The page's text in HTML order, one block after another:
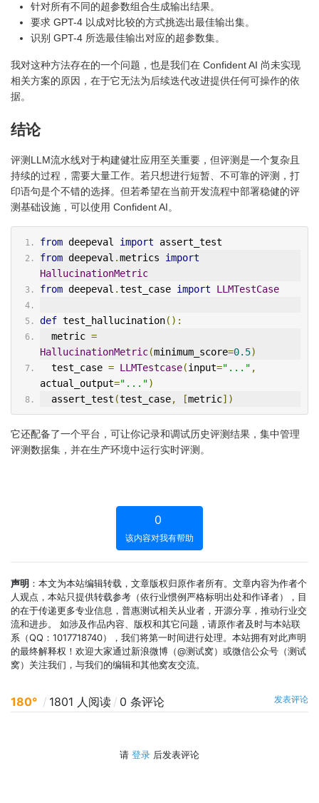
针对所有不同的超参数组合生成输出结果。
要求 GPT-4 以成对比较的方式挑选出最佳输出集。
识别 GPT-4 所选最佳输出对应的超参数集。
我对这种方法存在的一个问题，也是我们在 Confident AI 尚未实现
相关方案的原因，在于它无法为后续迭代改进提供任何可操作的依
据。
结论
评测LLM流水线对于构建健壮应用至关重要，但评测是一个复杂且
持续的过程，需要大量工作。若只想进行短暂、不可靠的评测，打
印语句是个不错的选择。但若希望在当前开发流程中部署稳健的评
测基础设施，可以使用 Confident AI。
from deepeval import assert_test
from deepeval .metrics import
HallucinationMetric
from deepeval .test_case import LLMTestCase
def test_hallucination():
  metric
=
HallucinationMetric(minimum_score=0.5)
  test_case
= LLMTestcase(input="..." ,
actual_output="...")
  assert_test
(test_case, [metric])
它还配备了一个平台，可让你记录和调试历史评测结果，集中管理
评测数据集，并在生产环境中运行实时评测。
0
该内容对我有帮助
声明 ：本文为本站编辑转载，文章版权归原作者所有。文章内容为作者个
人观点，本站只提供转载参考（依行业惯例严格标明出处和作译者），目
的在于传递更多专业信息，普惠测试相关从业者，开源分享，推动行业交
流和进步。 如涉及作品内容、版权和其它问题，请原作者及时与本站联
系（QQ：1017718740），我们将第一时间进行处理。本站拥有对此声明
的最终解释权！欢迎大家通过新浪微博（@测试窝）或微信公众号（测试
窝）关注我们，与我们的编辑和其他窝友交流。
180° / 1801 人阅读 / 0 条评论 发表评论
请 登录 后发表评论